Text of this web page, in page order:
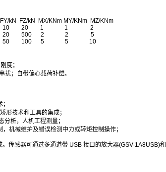
kN MX/KNm MY/KNm MZ/KNm
10 20 1 1 2
20 500 2 2 5
50 100 5 5 10
度；
扰；自带偏心载荷补偿。
形技术和工具的集成；
分析，人机工程测量；
机械维护及错误检测中力或转矩控制操作；
传感器可通过多通道带 USB 接口的放大器(GSV-1A8USB)